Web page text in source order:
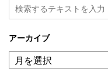
アーカイブ
ア
ー